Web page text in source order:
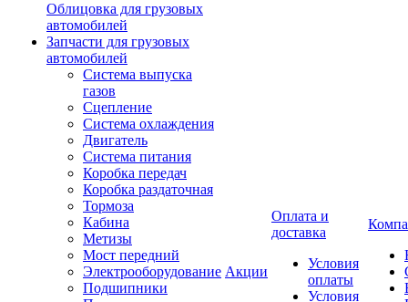
Облицовка для грузовых
автомобилей
Запчасти для грузовых
автомобилей
Система выпуска
газов
Сцепление
Система охлаждения
Двигатель
Система питания
Коробка передач
Коробка раздаточная
Тормоза
Кабина
Метизы
Мост передний
Электрооборудование
Подшипники
Акции
Оплата и
доставка
Условия
оплаты
Условия